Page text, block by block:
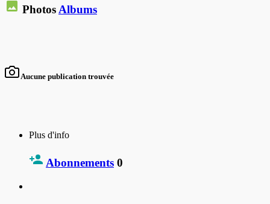
PhotosAlbums
Aucune publication trouvée
Plus d'info
Abonnements 0